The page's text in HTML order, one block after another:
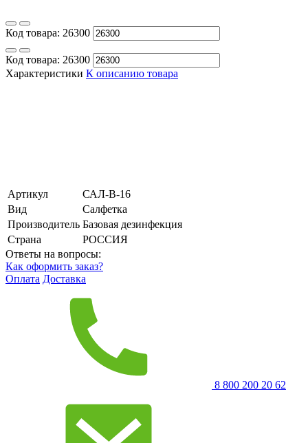
Код товара: 26300
Код товара: 26300
Характеристики К описанию товара
Артикул
САЛ-В-16
Вид
Салфетка
Производитель Базовая дезинфекция
Страна
РОССИЯ
Ответы на вопросы:
Как оформить заказ?
Оплата Доставка
8 800 200 20 62